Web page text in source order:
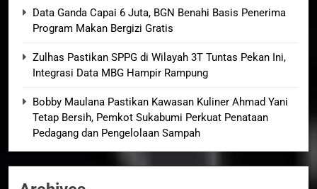
Data Ganda Capai 6 Juta, BGN Benahi Basis Penerima
Program Makan Bergizi Gratis
Zulhas Pastikan SPPG di Wilayah 3T Tuntas Pekan Ini,
Integrasi Data MBG Hampir Rampung
Bobby Maulana Pastikan Kawasan Kuliner Ahmad Yani
Tetap Bersih, Pemkot Sukabumi Perkuat Penataan
Pedagang dan Pengelolaan Sampah